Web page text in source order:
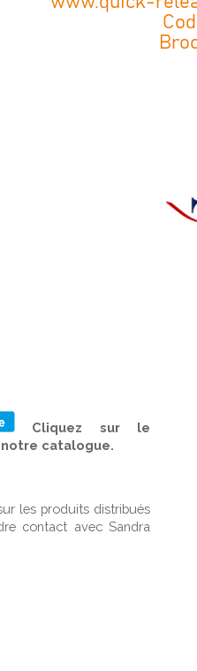
Cliquez sur le
catalogue.
les produits distribués
contact avec Sandra